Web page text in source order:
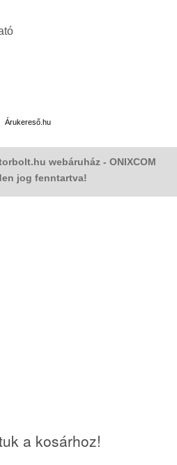
Árukereső.hu
webáruház - ONIXCOM
jog fenntartva!
a kosárhoz!